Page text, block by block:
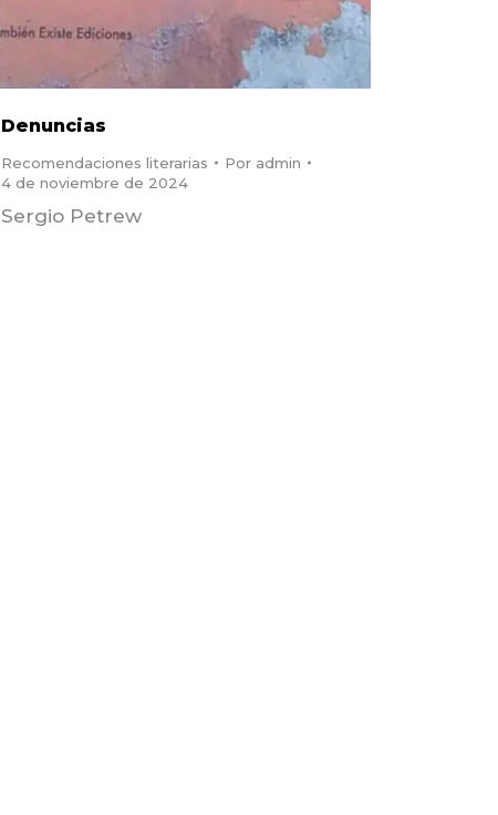
Denuncias
Recomendaciones literarias Por admin
4 de noviembre de 2024
Sergio Petrew